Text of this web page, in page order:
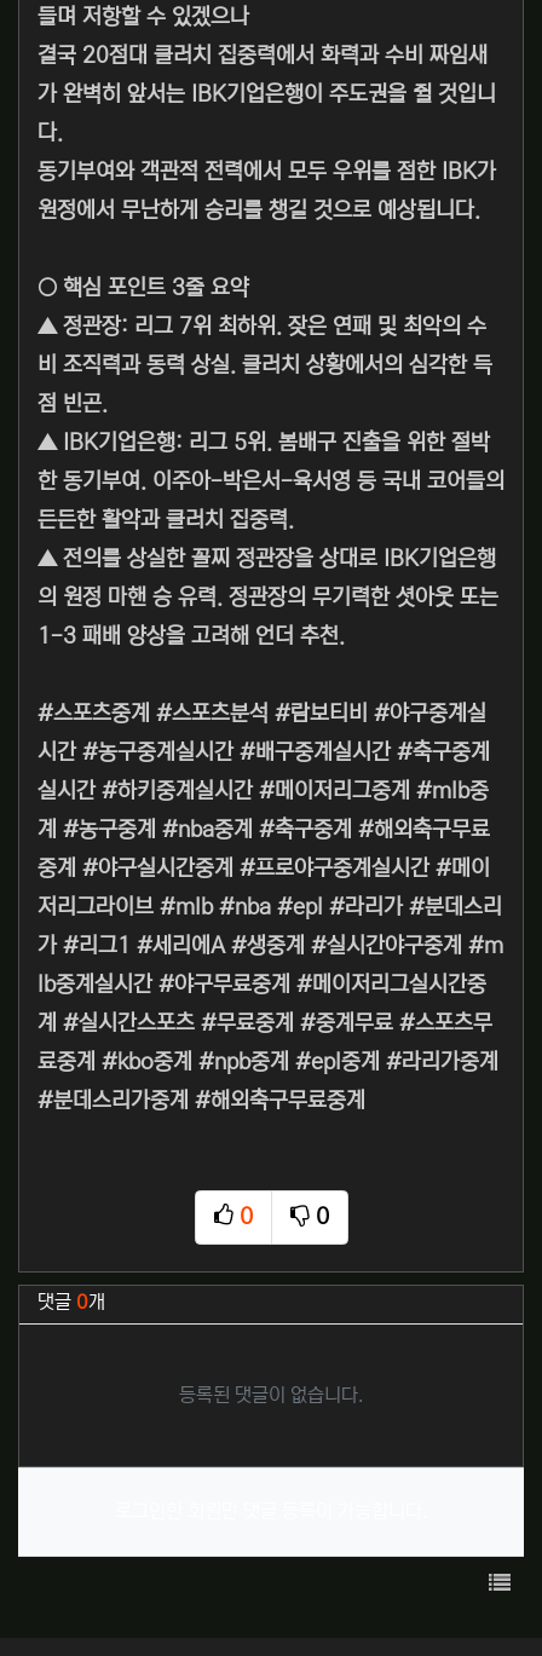
들며 저항할 수 있겠으나
결국 20점대 클러치 집중력에서 화력과 수비 짜임새
가 완벽히 앞서는 IBK기업은행이 주도권을 쥘 것입니
다.
동기부여와 객관적 전력에서 모두 우위를 점한 IBK가
원정에서 무난하게 승리를 챙길 것으로 예상됩니다.
○ 핵심 포인트 3줄 요약
▲ 정관장: 리그 7위 최하위. 잦은 연패 및 최악의 수
비 조직력과 동력 상실. 클러치 상황에서의 심각한 득
점 빈곤.
▲ IBK기업은행: 리그 5위. 봄배구 진출을 위한 절박
한 동기부여. 이주아-박은서-육서영 등 국내 코어들의
든든한 활약과 클러치 집중력.
▲ 전의를 상실한 꼴찌 정관장을 상대로 IBK기업은행
의 원정 마핸 승 유력. 정관장의 무기력한 셧아웃 또는
1-3 패배 양상을 고려해 언더 추천.
#스포츠중계 #스포츠분석 #람보티비 #야구중계실
시간 #농구중계실시간 #배구중계실시간 #축구중계
실시간 #하키중계실시간 #메이저리그중계 #mlb중
계 #농구중계 #nba중계 #축구중계 #해외축구무료
중계 #야구실시간중계 #프로야구중계실시간 #메이
저리그라이브 #mlb #nba #epl #라리가 #분데스리
가 #리그1 #세리에A #생중계 #실시간야구중계 #m
lb중계실시간 #야구무료중계 #메이저리그실시간중
계 #실시간스포츠 #무료중계 #중계무료 #스포츠무
료중계 #kbo중계 #npb중계 #epl중계 #라리가중계
#분데스리가중계 #해외축구무료중계
0
추천
0
비추천
관련자료
댓글 0개
등록된 댓글이 없습니다.
목록